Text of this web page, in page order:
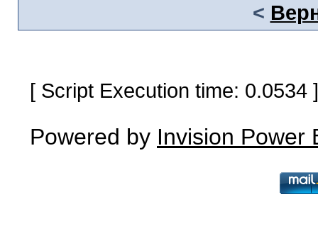
<
[ Script Execution time:
Powered by Invision Power